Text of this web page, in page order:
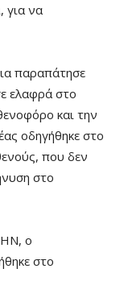
για να
παραπάτησε
ελαφρά στο
και την
οδηγήθηκε στο
που δεν
στο
ο
στο